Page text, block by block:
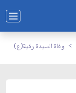
وفاة السيدة رقية(ع)